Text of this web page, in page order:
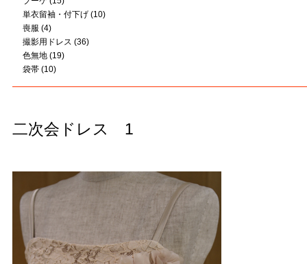
単衣留袖・付下げ(10)
喪服 (4)
撮影用ドレス (36)
色無地(19)
袋帯(10)
二次会ドレス 1